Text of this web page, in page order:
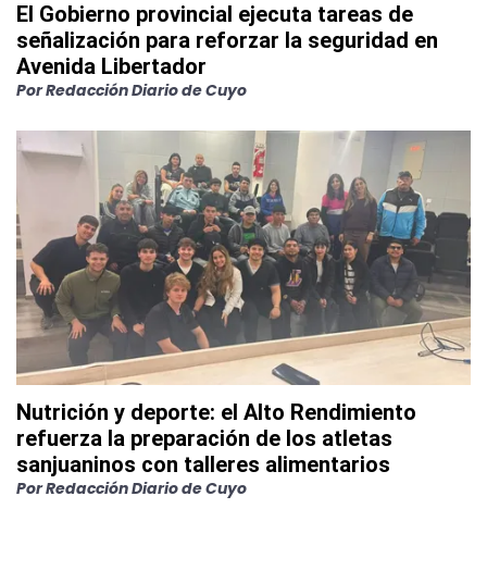
El Gobierno provincial ejecuta tareas de
señalización para reforzar la seguridad en
Avenida Libertador
PorRedacción Diario de Cuyo
Nutrición y deporte: el Alto Rendimiento
refuerza la preparación de los atletas
sanjuaninos con talleres alimentarios
PorRedacción Diario de Cuyo